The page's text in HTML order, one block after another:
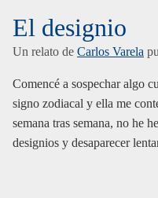
El designio
Un relato de Carlos Varela
Comencé a sospechar algo
signo zodiacal y ella me
semana tras semana, no he
designios y desaparecer